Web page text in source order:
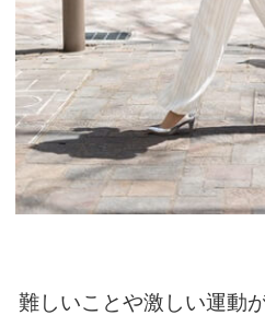
難しいことや激しい運動が